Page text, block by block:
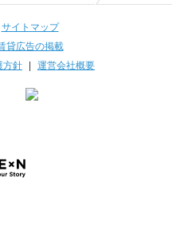
サイトマップ
貸広告の掲載
方針 運営会社概要